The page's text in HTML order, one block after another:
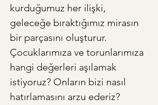
kurduğumuz her ilişki,
geleceğe bıraktığımız mirasın
bir parçasını oluşturur.
Çocuklarımıza ve torunlarımıza
hangi değerleri aşılamak
istiyoruz? Onların bizi nasıl
hatırlamasını arzu ederiz?